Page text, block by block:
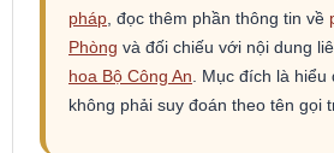
pháp , đọc thêm phần thông tin về
Phòng và đối chiếu với nội dung
hoa Bộ Công An . Mục đích là hiểu
không phải suy đoán theo tên gọi